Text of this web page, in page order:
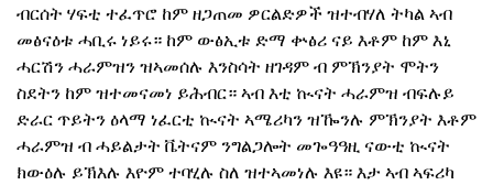
ብርሰት ሃፍቲ ተፈጥሮ ከም ዘጋጠመ ዎርልድዎች ዝተብሃለ ትካል ኣብ
መፅናዕቱ ሓቢሩ ነይሩ። ከም ውፅኢቱ ድማ ቍፅሪ ናይ እቶም ከም እኒ
ሓርሽን ሓራምዝን ዝኣመሰሉ እንስሳት ዘገዳም ብ ምኽንያት ሞትን
ስደትን ከም ዝተመናመነ ይሕብር። ኣብ እቲ ኲናት ሓራምዝ ብፍሉይ
ድራር ጥይትን ዕላማ ነፈርቲ ኲናት ኣሜሪካን ዝዀንሉ ምኽንያት እቶም
ሓራምዝ ብ ሓይልታት ቬትናም ንግልጋሎት መጐዓዓዚ ናውቲ ኲናት
ክውዕሉ ይኽእሉ እዮም ተባሂሉ ስለ ዝተኣመነሉ እዩ። እታ ኣብ ኣፍሪካ